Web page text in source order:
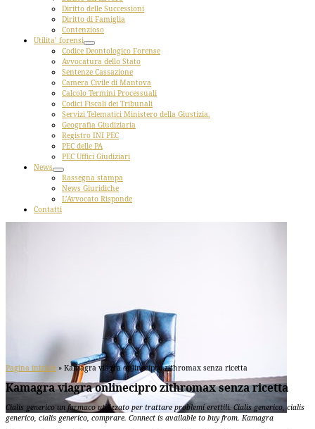
Diritto delle Successioni
Diritto di Famiglia
Contenzioso
Utilita’ forensi
Codice Deontologico Forense
Avvocatura dello Stato
Sentenze Cassazione
Camera Civile di Mantova
Calcolo Termini Processuali
Codici Fiscali dei Tribunali
Servizi Telematici Ministero della Giustizia.
Geografia Giudiziaria
Registro INI PEC
PEC delle PA
PEC Uffici Giudiziari
News
Rassegna stampa
News Giuridiche
L’Avvocato Risponde
Contatti
Pagina iniziale » Kamagra viagra onlinecipro zithromax senza ricetta
Kamagra viagra onlinecipro zithromax senza ricetta
Cialis generico un farmaco utilizzato per trattare problemi erettili. Cialis generico, cialis
generico, cialis generico, comprare. Connect is available to buy from. Kamagra